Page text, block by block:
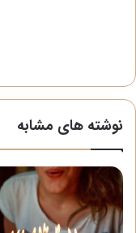
نوشته های مشابه